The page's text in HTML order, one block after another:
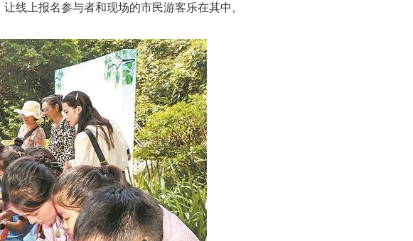
线上报名参与者和现场的市民游客乐在其中。